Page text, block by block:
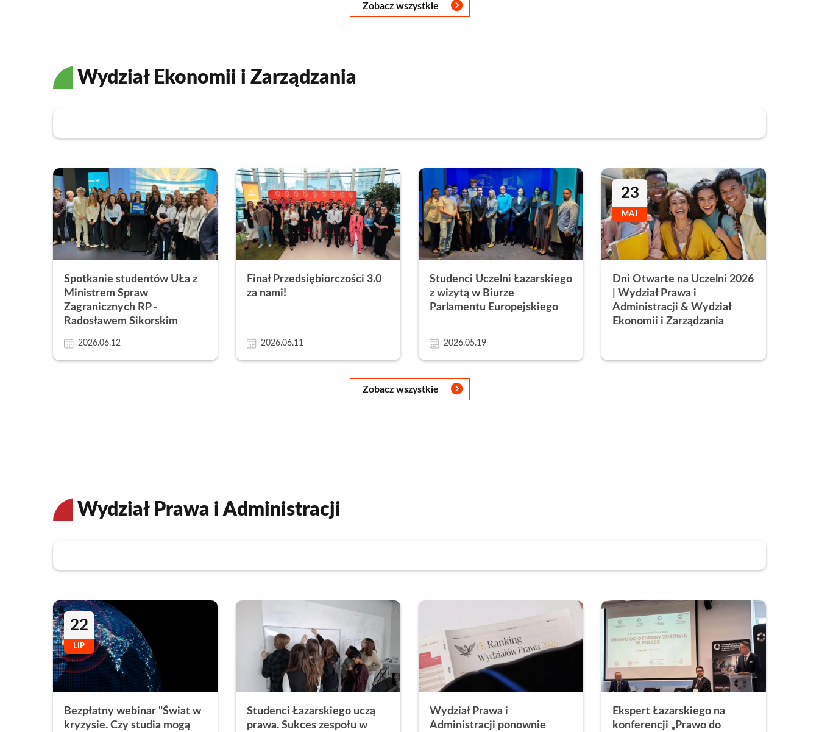
Zobacz wszystkie
Wydział Ekonomii i Zarządzania
Spotkanie studentów UŁa z
Ministrem Spraw
Zagranicznych RP -
Radosławem Sikorskim
2026.06.12
Finał Przedsiębiorczości 3.0
za nami!
2026.06.11
Studenci Uczelni Łazarskiego
z wizytą w Biurze
Parlamentu Europejskiego
2026.05.19
23
MAJ
Dni Otwarte na Uczelni 2026
| Wydział Prawa i
Administracji & Wydział
Ekonomii i Zarządzania
Zobacz wszystkie
Wydział Prawa i Administracji
22
LIP
Bezpłatny webinar "Świat w
kryzysie. Czy studia mogą
Studenci Łazarskiego uczą
prawa. Sukces zespołu w
Wydział Prawa i
Administracji ponownie
Ekspert Łazarskiego na
konferencji „Prawo do